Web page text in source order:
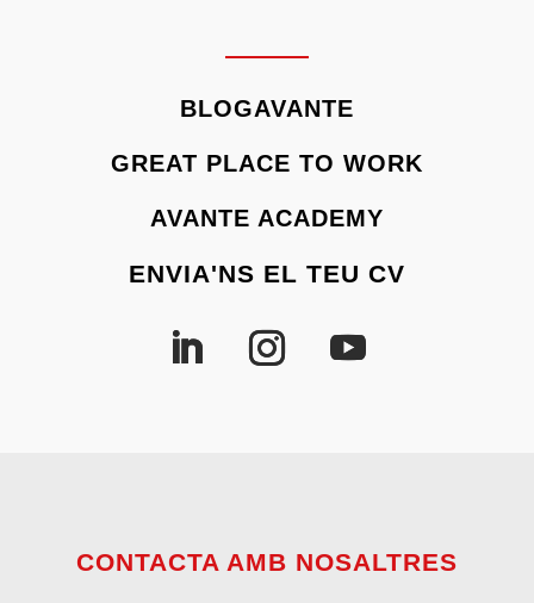
BLOGAVANTE
GREAT PLACE TO WORK
AVANTE ACADEMY
ENVIA'NS EL TEU CV
CONTACTA AMB NOSALTRES